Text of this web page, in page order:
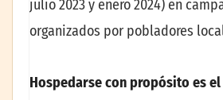
julio 2023 y enero 2024) en
organizados por pobladores
Hospedarse con propósito es